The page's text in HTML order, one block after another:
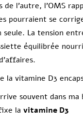
l’autre, l’OMS
pourraient se
seule. La tension
équilibrée
la vitamine D3
souvent dans
la vitamine D3